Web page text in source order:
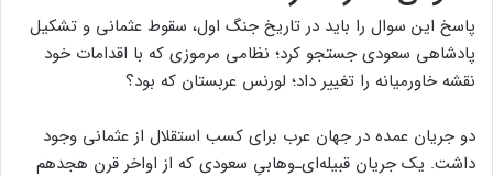
پاسخ این سوال را باید در تاریخ جنگ اول، سقوط عثمانی و تشکیل
پادشاهی سعودی جستجو کرد؛ نظامی مرموزی که با اقدامات خود
نقشه خاورمیانه را تغییر داد؛ لورنس عربستان که بود؟
دو جریان عمده در جهان عرب برای کسب استقلال از عثمانی وجود
داشت. یک جریان قبیله‌ای‌ـ‌وهابیِ سعودی که از اواخر قرن هجدهم